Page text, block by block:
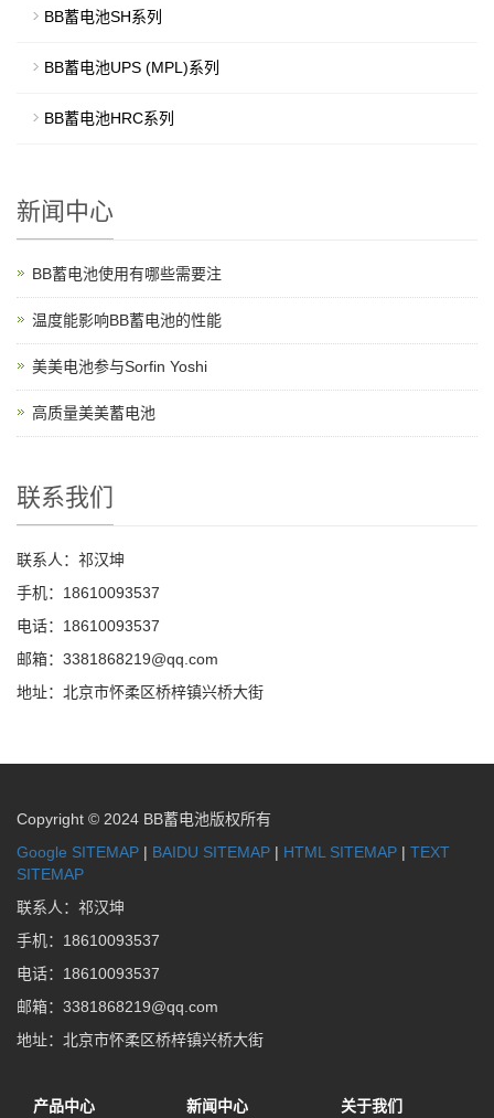
BB蓄电池SH系列
BB蓄电池UPS (MPL)系列
BB蓄电池HRC系列
新闻中心
BB蓄电池使用有哪些需要注
温度能影响BB蓄电池的性能
美美电池参与Sorfin Yoshi
高质量美美蓄电池
联系我们
联系人：祁汉坤
手机：18610093537
电话：18610093537
邮箱：3381868219@qq.com
地址：北京市怀柔区桥梓镇兴桥大街
Copyright © 2024 BB蓄电池版权所有
Google SITEMAP | BAIDU SITEMAP | HTML SITEMAP | TEXT
SITEMAP
联系人：祁汉坤
手机：18610093537
电话：18610093537
邮箱：3381868219@qq.com
地址：北京市怀柔区桥梓镇兴桥大街
产品中心 新闻中心 关于我们